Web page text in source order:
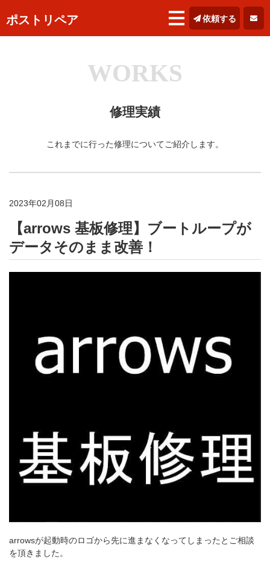
ポストリペア 依頼する
WORKS
修理実績
これまでに行った修理についてご紹介します。
2023年02月08日
【arrows 基板修理】ブートループが
データそのまま改善！
arrowsが起動時のロゴから先に進まなくなってしまったとご相談
を頂きました。